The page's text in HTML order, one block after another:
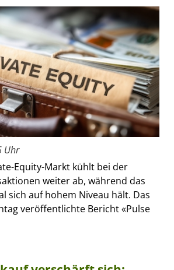
Uhr
Equity-Markt kühlt bei der
weiter ab, während das
sich auf hohem Niveau hält. Das
veröffentlichte Bericht «Pulse